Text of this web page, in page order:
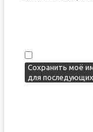
Сохранить моё
для